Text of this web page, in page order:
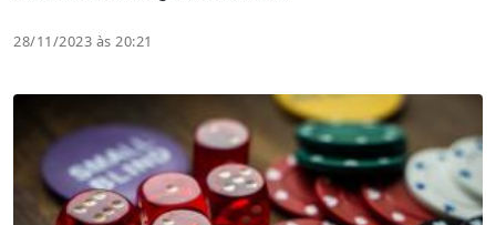
28/11/2023 às 20:21